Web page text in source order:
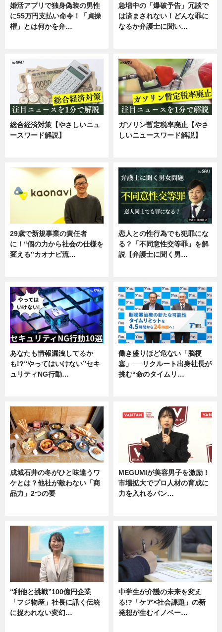
婚活アプリで独身偽装の男性
に55万円支払い命令！「貞操
権」とは何かを弁…
急増中の「爆破予告」冗談で
は済まされない！どんな罪に
なるか弁護士に聞い…
総合経済対策【やさしいニュ
ースワード解説】
ガソリン暫定税率廃止【やさ
しいニュースワード解説】
29歳で新規事業の責任者
に！“個の力から社会の仕様を
変える”カオナビ流…
恋人との性行為でも犯罪にな
る？「不同意性交等罪」を解
説【弁護士に聞く男…
あなたも情報漏洩してるか
も!?“やってはいけない”セキ
ュリティNG行動…
働き盛りほど危ない「脳梗
塞」──リクルート出身社長が
挑む“命のタイムリ…
成城石井の冬がひと味違うワ
ケとは？他社が敵わない「商
品力」2つの要
MEGUMIが美容男子を激励！
市場拡大でプロ人材の育成に
力を入れるバン…
“利他と挑戦”100億円企業
「フジ物産」社長に訊く伝統
に捉われない変幻…
中学生が介護の未来を変え
る!?「ケア×社会課題」の新
発想が生むイノベー…